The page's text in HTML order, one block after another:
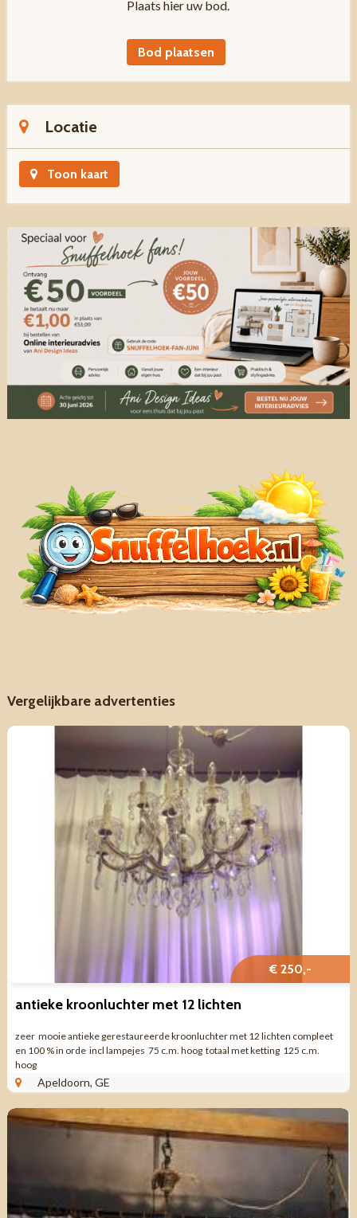
Plaats hier uw bod.
Bod plaatsen
Locatie
Toon kaart
Vergelijkbare advertenties
€ 250,-
antieke kroonluchter met 12 lichten
zeer mooie antieke gerestaureerde kroonluchter met 12 lichten compleet
en 100 % in orde incl lampejes 75 c.m. hoog totaal met ketting 125 c.m.
hoog
Apeldoorn, GE